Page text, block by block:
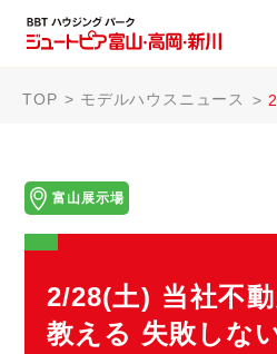
TOP モデルハウスニュース
富山展示場
2/28(土) 当社不
教える 失敗しな